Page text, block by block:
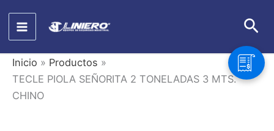
contenido
Inicio
Productos
TECLE PIOLA SEÑORITA 2 TONELADAS 3 MTS.
CHINO